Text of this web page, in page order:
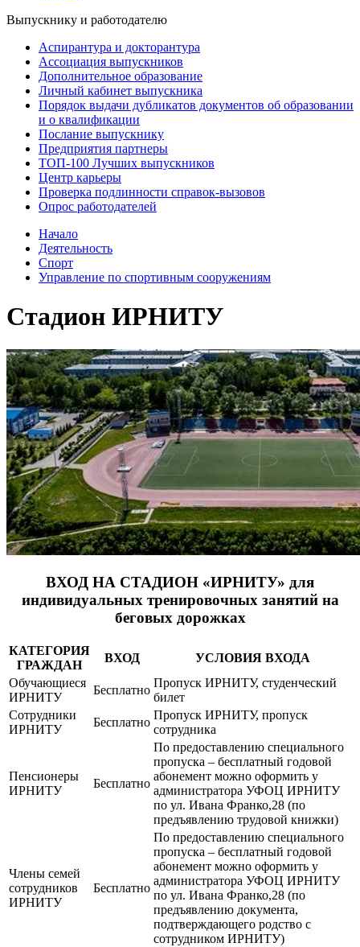
Выпускнику и работодателю
Аспирантура и докторантура
Ассоциация выпускников
Дополнительное образование
Личный кабинет выпускника
Порядок выдачи дубликатов документов об образовании
и о квалификации
Послание выпускнику
Предприятия партнеры
ТОП-100 Лучших выпускников
Центр карьеры
Проверка подлинности справок-вызовов
Опрос работодателей
Начало
Деятельность
Спорт
Управление по спортивным сооружениям
Стадион ИРНИТУ
ВХОД НА СТАДИОН «ИРНИТУ» для
индивидуальных тренировочных занятий на
беговых дорожках
КАТЕГОРИЯ
ГРАЖДАН
ВХОД
УСЛОВИЯ ВХОДА
Обучающиеся
ИРНИТУ
Бесплатно
Пропуск ИРНИТУ, студенческий
билет
Сотрудники
ИРНИТУ
Бесплатно
Пропуск ИРНИТУ, пропуск
сотрудника
Пенсионеры
ИРНИТУ
Бесплатно
По предоставлению специального
пропуска – бесплатный годовой
абонемент можно оформить у
администратора УФОЦ ИРНИТУ
по ул. Ивана Франко,28 (по
предъявлению трудовой книжки)
Члены семей
сотрудников
ИРНИТУ
Бесплатно
По предоставлению специального
пропуска – бесплатный годовой
абонемент можно оформить у
администратора УФОЦ ИРНИТУ
по ул. Ивана Франко,28 (по
предъявлению документа,
подтверждающего родство с
сотрудником ИРНИТУ)